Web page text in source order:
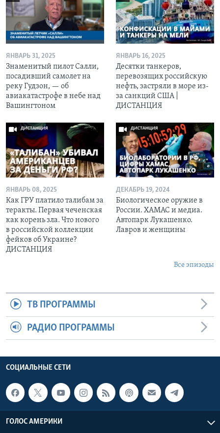
ЯНВАРЬ 31, 2025
Знаменитый пилот Салли,
посадивший самолет на
реку Гудзон, — об
авиакатастрофе в небе над
Вашингтоном
ЯНВАРЬ 16, 2025
Десятки танкеров,
перевозящих российскую
нефть, застряли в море из-
за санкций США |
ДИСТАНЦИЯ
ЯНВАРЬ 08, 2025
Как ГРУ платило талибам за
теракты. Первая чеченская
как корень зла. Что нового
в российской коллекции
фейков об Украине?
ДИСТАНЦИЯ
ДЕКАБРЬ 19, 2024
Биологическое оружие в
России. ХАМАС и медиа.
Автопарк Лукашенко.
Лавров и женщины
Все эпизоды
ТВ ПРОГРАММЫ
РАДИО ПРОГРАММЫ
СОЦИАЛЬНЫЕ СЕТИ
ГОЛОС АМЕРИКИ